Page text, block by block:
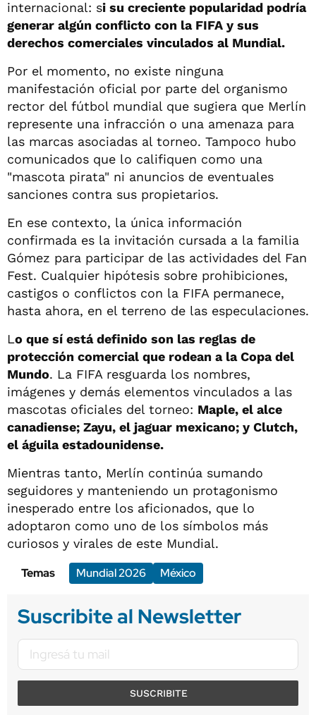
internacional: si su creciente popularidad podría
generar algún conflicto con la FIFA y sus
derechos comerciales vinculados al Mundial.
Por el momento, no existe ninguna
manifestación oficial por parte del organismo
rector del fútbol mundial que sugiera que Merlín
represente una infracción o una amenaza para
las marcas asociadas al torneo. Tampoco hubo
comunicados que lo califiquen como una
"mascota pirata" ni anuncios de eventuales
sanciones contra sus propietarios.
En ese contexto, la única información
confirmada es la invitación cursada a la familia
Gómez para participar de las actividades del Fan
Fest. Cualquier hipótesis sobre prohibiciones,
castigos o conflictos con la FIFA permanece,
hasta ahora, en el terreno de las especulaciones.
Lo que sí está definido son las reglas de
protección comercial que rodean a la Copa del
Mundo. La FIFA resguarda los nombres,
imágenes y demás elementos vinculados a las
mascotas oficiales del torneo: Maple, el alce
canadiense; Zayu, el jaguar mexicano; y Clutch,
el águila estadounidense.
Mientras tanto, Merlín continúa sumando
seguidores y manteniendo un protagonismo
inesperado entre los aficionados, que lo
adoptaron como uno de los símbolos más
curiosos y virales de este Mundial.
Temas
Mundial 2026 México
Suscribite al Newsletter
SUSCRIBITE